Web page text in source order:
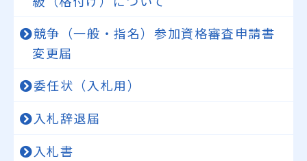
競争（一般・指名）参加資格審査申請書
変更届
委任状（入札用）
入札辞退届
入札書